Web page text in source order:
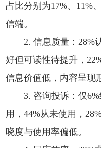
占比分别为17%、11%
信端。
2. 信息质量：28%
好但可读性待提升，
信息价值低，内容呈现
3. 咨询投诉：仅
用，44%从未使用，
晓度与使用率偏低。